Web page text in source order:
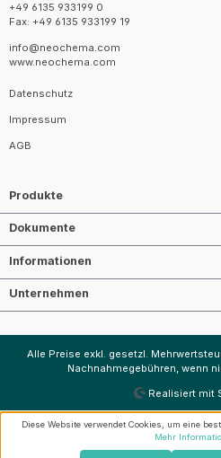
+49 6135 933199 0
Fax: +49 6135 933199 19
info@neochema.com
www.neochema.com
Datenschutz
Impressum
AGB
Produkte
Dokumente
Informationen
Unternehmen
Alle Preise exkl. gesetzl.
Nachnahmegebühren, wenn
Realisiert mit
Diese Website verwendet Cookies, um eine
Mehr